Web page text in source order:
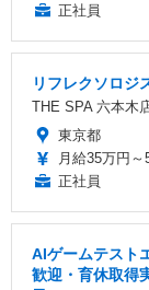
正社員
リフレクソロジ
THE SPA 六本木
東京都
月給35万円～
正社員
AIゲームテスト
歓迎・育休取得